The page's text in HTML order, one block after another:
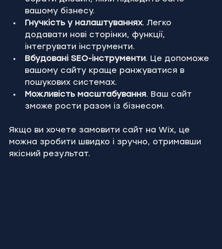
вашому бізнесу.
Гнучкість у налаштуваннях. Легко
додавати нові сторінки, функції,
інтегрувати інструменти.
Вбудовані SEO-інструменти. Це допоможе
вашому сайту краще ранжуватися в
пошукових системах.
Можливість масштабування. Ваш сайт
зможе рости разом із бізнесом.
Якщо ви хочете замовити сайт на Wix, це
можна зробити швидко і зручно, отримавши
якісний результат.